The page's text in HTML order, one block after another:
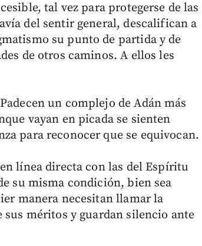
tal vez para protegerse de las
del sentir general, descalifican a
su punto de partida y de
de otros caminos. A ellos les
un complejo de Adán más
vayan en picada se sienten
para reconocer que se equivocan.
línea directa con las del Espíritu
su misma condición, bien sea
manera necesitan llamar la
sus méritos y guardan silencio ante